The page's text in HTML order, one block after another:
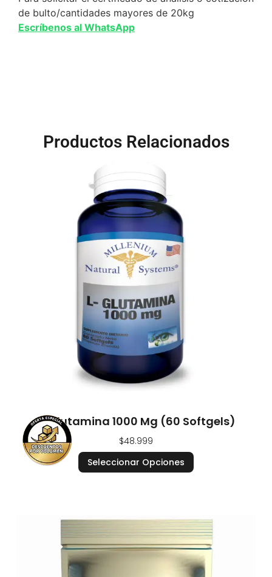
de bulto/cantidades mayores de 20kg
Escríbenos al WhatsApp
Productos Relacionados
L-Glutamina 1000 Mg (60 Softgels)
$48.999
Seleccionar Opciones